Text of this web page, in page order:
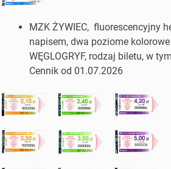
MZK ŻYWIEC, fluorescencyjny
napisem, dwa poziome
WĘGLOGRYF, rodzaj biletu, w
Cennik od 01.07.2026